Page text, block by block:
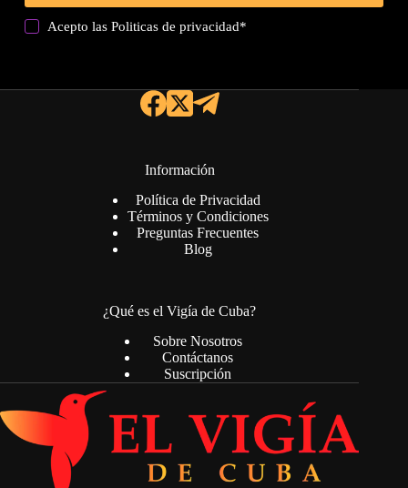
Acepto lasPoliticas de privacidad*
Información
Política de Privacidad
Términos y Condiciones
Preguntas Frecuentes
Blog
¿Qué es el Vigía de Cuba?
Sobre Nosotros
Contáctanos
Suscripción